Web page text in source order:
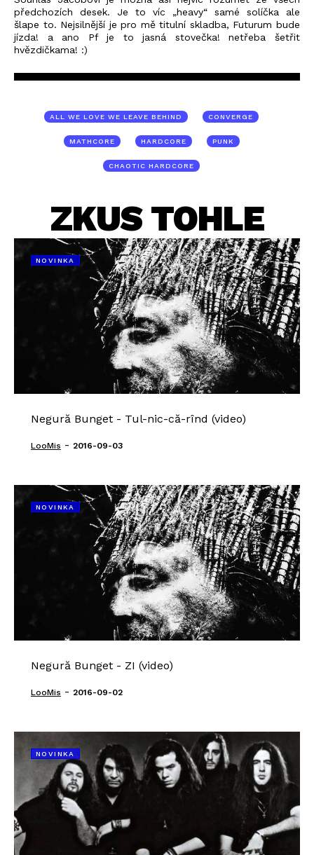
předchozích desek. Je to víc „heavy“ samé solíčka ale
šlape to. Nejsilnější je pro mě titulní skladba, Futurum bude
jízda! a ano Pf je to jasná stovečka! netřeba šetřit
hvězdičkama! :)
ALL WE LOVE WE LEAVE BEHIND CONVERGE
MATHCORE HARDCORE PUNK
CHAOTIC HARDCORE
ZKUS TOHLE
NOVINKA
Negură Bunget - Tul-nic-că-rînd (video)
LooMis - 2016-09-03
NOVINKA
Negură Bunget - ZI (video)
LooMis - 2016-09-02
NOVINKA